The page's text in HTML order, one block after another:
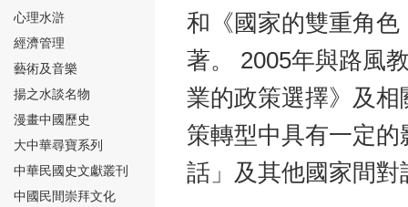
⑮
⑯
心理水滸
經濟管理
藝術及音樂
揚之水談名物
漫畫中國歷史
大中華尋寶系列
中華民國史文獻叢刊
中國民間崇拜文化
和《國家的雙重角
著。 2005年與路風
業的政策選擇》及
策轉型中具有一定
話」及其他國家間對